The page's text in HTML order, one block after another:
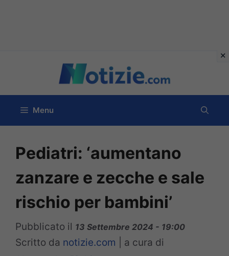
contenuto
Menu
Pediatri: ‘aumentano
zanzare e zecche e sale
rischio per bambini’
Pubblicato il 13 Settembre 2024 - 19:00
Scritto da notizie.com
a cura di